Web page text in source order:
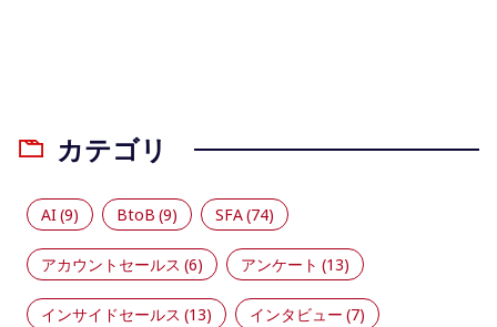
カテゴリ
AI(9) BtoB (9) SFA(74)
アカウントセールス (6) アンケート (13)
インサイドセールス (13) インタビュー (7)